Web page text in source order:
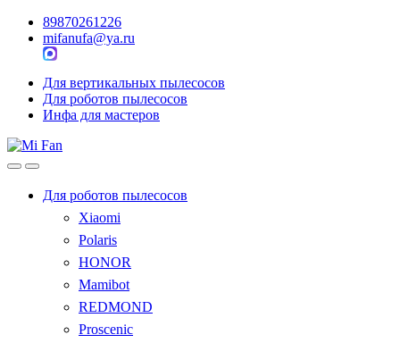
89870261226
mifanufa@ya.ru
Для вертикальных пылесосов
Для роботов пылесосов
Инфа для мастеров
Для роботов пылесосов
Xiaomi
Polaris
HONOR
Mamibot
REDMOND
Proscenic